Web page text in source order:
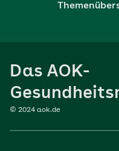
Sport
Das AOK-
© 2024 aok.de